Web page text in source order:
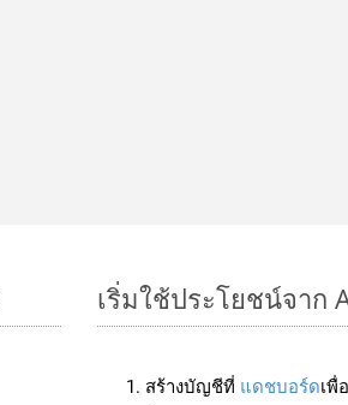
เริ่มใช้ประโยชน์จาก
สร้างบัญชีที่ แดชบอร์ดเพื่